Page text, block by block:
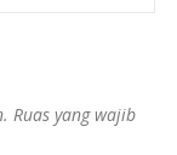
Ruas yang wajib